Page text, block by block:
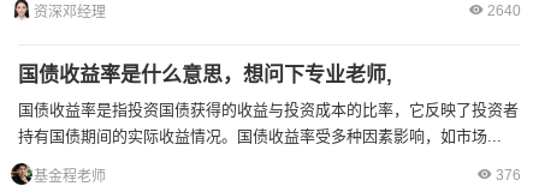
资深邓经理 2640
国债收益率是什么意思，想问下专业老师,
国债收益率是指投资国债获得的收益与投资成本的比率，它反映了投资者
持有国债期间的实际收益情况。国债收益率受多种因素影响，如市场...
基金程老师 376